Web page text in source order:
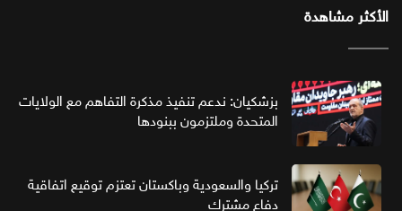
الأكثر مشاهدة
بزشكيان: ندعم تنفيذ مذكرة التفاهم مع الولايات
المتحدة وملتزمون ببنودها
تركيا والسعودية وباكستان تعتزم توقيع اتفاقية
دفاع مشترك